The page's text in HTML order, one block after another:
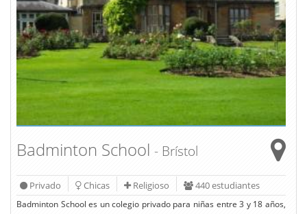
Badminton School - Brístol
Privado Chicas Religioso 440 estudiantes
Badminton School es un colegio privado para niñas entre 3 y 18 años,